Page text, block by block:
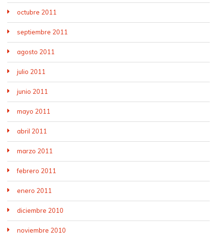
octubre 2011
septiembre 2011
agosto 2011
julio 2011
junio 2011
mayo 2011
abril 2011
marzo 2011
febrero 2011
enero 2011
diciembre 2010
noviembre 2010